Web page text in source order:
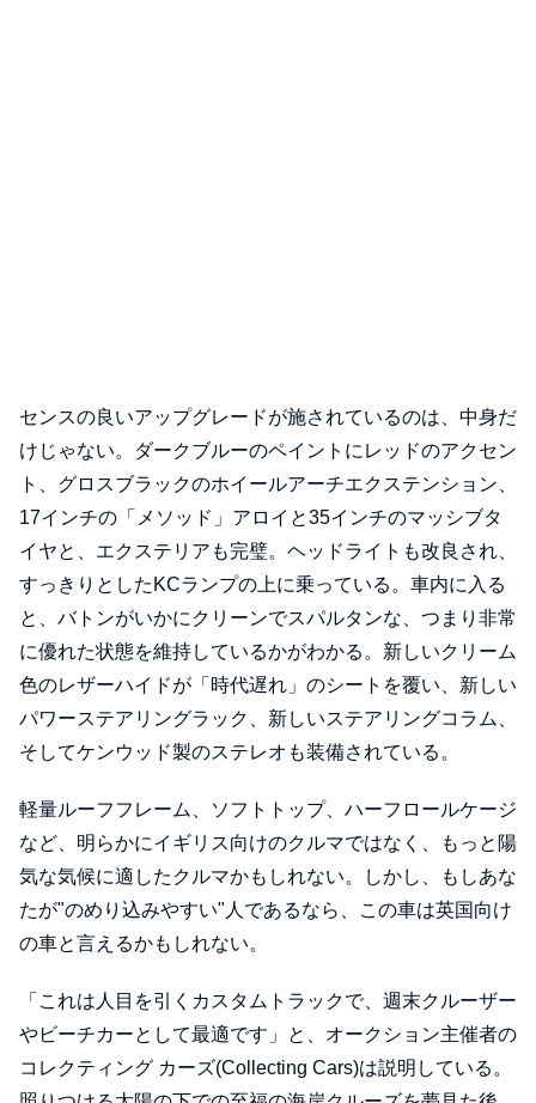
センスの良いアップグレードが施されているのは、中身だ
けじゃない。ダークブルーのペイントにレッドのアクセン
ト、グロスブラックのホイールアーチエクステンション、
17インチの「メソッド」アロイと35インチのマッシブタ
イヤと、エクステリアも完璧。ヘッドライトも改良され、
すっきりとしたKCランプの上に乗っている。車内に入る
と、バトンがいかにクリーンでスパルタンな、つまり非常
に優れた状態を維持しているかがわかる。新しいクリーム
色のレザーハイドが「時代遅れ」のシートを覆い、新しい
パワーステアリングラック、新しいステアリングコラム、
そしてケンウッド製のステレオも装備されている。
軽量ルーフフレーム、ソフトトップ、ハーフロールケージ
など、明らかにイギリス向けのクルマではなく、もっと陽
気な気候に適したクルマかもしれない。しかし、もしあな
たが"のめり込みやすい"人であるなら、この車は英国向け
の車と言えるかもしれない。
「これは人目を引くカスタムトラックで、週末クルーザー
やビーチカーとして最適です」と、オークション主催者の
コレクティング カーズ(Collecting Cars)は説明している。